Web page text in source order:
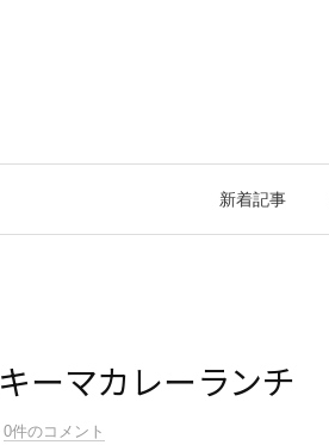
新着記事
ーマカレーランチ
0件のコメント